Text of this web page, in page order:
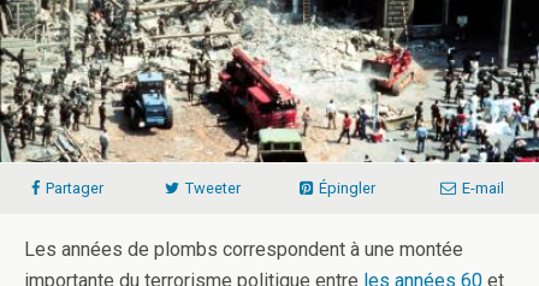
Partager Tweeter Épingler E-mail
Les années de plombs correspondent à une montée
importante du terrorisme politique entre les années 60 et